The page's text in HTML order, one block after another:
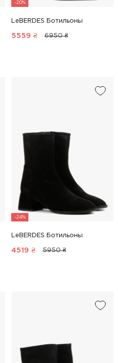
-20%
LeBERDES Ботильоны
5559 ₴ 6950 ₴
-24%
LeBERDES Ботильоны
4519 ₴ 5950 ₴